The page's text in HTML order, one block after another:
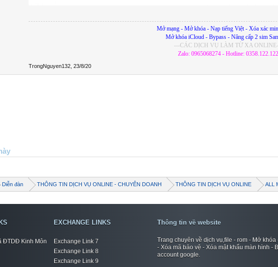
Mở mạng - Mở khóa - Nạp tiếng Việt - Xóa xác
Mở khóa iCloud - Bypass - Nâng cấp 2 sim
---CÁC DỊCH VỤ LÀM TỪ XA
Zalo: 0965068274 - Hotline: 0358.122.122
TrongNguyen132 23/8/20
Diễn đàn THÔNG TIN DỊCH VỤ ONLINE - CHUYÊN DOANH THÔNG TIN DỊCH VỤ ONLINE ALL
ĐTDĐ Kinh Môn
EXCHANGE LINKS
Exchange Link 7
Exchange Link 8
Exchange Link 9
Thông tin về website
Trang chuyên về dịch vụ,file - rom - Mở khóa
- Xóa mã bảo vệ - Xóa mật khẩu màn hình -
account google.